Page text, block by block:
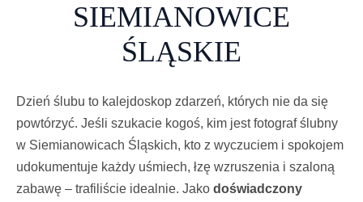
SIEMIANOWICE
ŚLĄSKIE
Dzień ślubu to kalejdoskop zdarzeń, których nie da się
powtórzyć. Jeśli szukacie kogoś, kim jest fotograf ślubny
w Siemianowicach Śląskich, kto z wyczuciem i spokojem
udokumentuje każdy uśmiech, łzę wzruszenia i szaloną
zabawę – trafiliście idealnie. Jako doświadczony